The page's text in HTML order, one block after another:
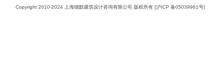
Copyright 2010-2024 上海德默建筑设计咨询有限公司 版权所有 [沪ICP 备05039961号